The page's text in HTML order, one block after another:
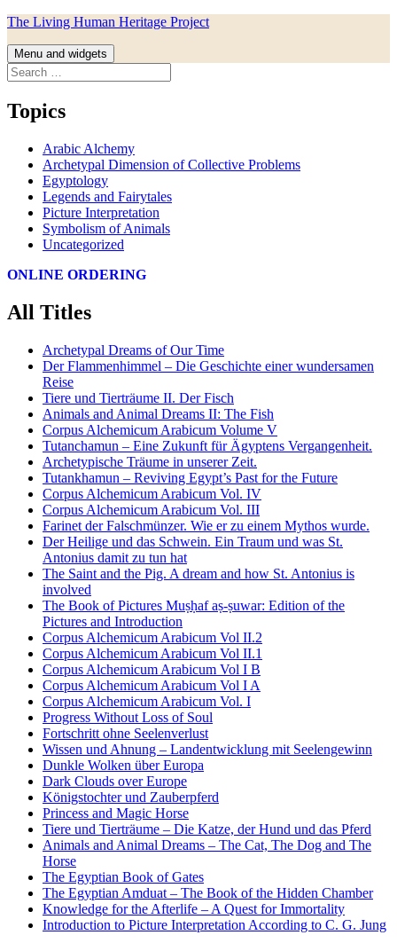
Skip
content
The Living Human Heritage Project
Menu and widgets
Search
for:
Topics
Arabic Alchemy
Archetypal Dimension of Collective Problems
Egyptology
Legends and Fairytales
Picture Interpretation
Symbolism of Animals
Uncategorized
ONLINE ORDERING
All Titles
Archetypal Dreams of Our Time
Der Flammenhimmel – Die Geschichte einer wundersamen
Reise
Tiere und Tierträume II. Der Fisch
Animals and Animal Dreams II: The Fish
Corpus Alchemicum Arabicum Volume V
Tutanchamun – Eine Zukunft für Ägyptens Vergangenheit.
Archetypische Träume in unserer Zeit.
Tutankhamun – Reviving Egypt’s Past for the Future
Corpus Alchemicum Arabicum Vol. IV
Corpus Alchemicum Arabicum Vol. III
Farinet der Falschmünzer. Wie er zu einem Mythos wurde.
Der Heilige und das Schwein. Ein Traum und was St.
Antonius damit zu tun hat
The Saint and the Pig. A dream and how St. Antonius is
involved
The Book of Pictures Muṣḥaf aṣ-ṣuwar: Edition of the
Pictures and Introduction
Corpus Alchemicum Arabicum Vol II.2
Corpus Alchemicum Arabicum Vol II.1
Corpus Alchemicum Arabicum Vol I B
Corpus Alchemicum Arabicum Vol I A
Corpus Alchemicum Arabicum Vol. I
Progress Without Loss of Soul
Fortschritt ohne Seelenverlust
Wissen und Ahnung – Landentwicklung mit Seelengewinn
Dunkle Wolken über Europa
Dark Clouds over Europe
Königstochter und Zauberpferd
Princess and Magic Horse
Tiere und Tierträume – Die Katze, der Hund und das Pferd
Animals and Animal Dreams – The Cat, The Dog and The
Horse
The Egyptian Book of Gates
The Egyptian Amduat – The Book of the Hidden Chamber
Knowledge for the Afterlife – A Quest for Immortality
Introduction to Picture Interpretation According to C. G. Jung